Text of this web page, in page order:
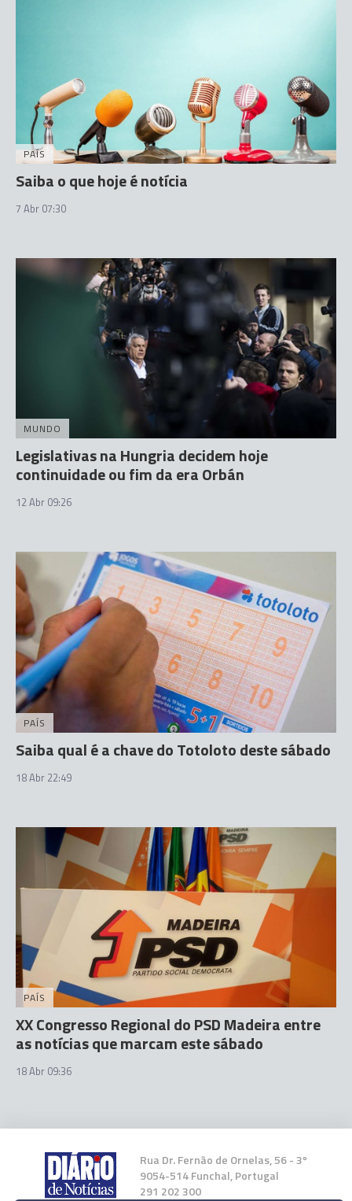
PAÍS
Saiba o que hoje é notícia
7 Abr 07:30
MUNDO
Legislativas na Hungria decidem hoje
continuidade ou fim da era Orbán
12 Abr 09:26
PAÍS
Saiba qual é a chave do Totoloto deste sábado
18 Abr 22:49
PAÍS
XX Congresso Regional do PSD Madeira entre
as notícias que marcam este sábado
18 Abr 09:36
Rua Dr. Fernão de Ornelas, 56 - 3º
9054-514 Funchal, Portugal
291 202 300